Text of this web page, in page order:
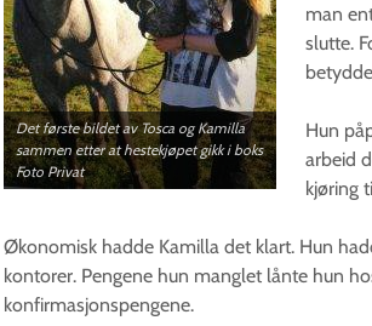
Det første bildet av Tosca og Kamilla
sammen etter at hestekjøpet gikk i boks
Foto Privat
man
slutte.
Hun
arbeid
kjøring
Økonomisk hadde Kamilla det klart. Hun
kontorer. Pengene hun manglet lånte hun
konfirmasjonspengene.